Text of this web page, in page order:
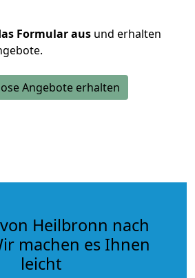
Formular aus und erhalten
Angebote erhalten
Heilbronn nach
machen es Ihnen
leicht